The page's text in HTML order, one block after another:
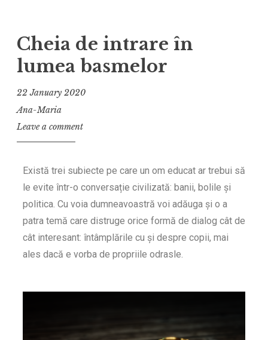
Cheia de intrare în
lumea basmelor
22 January 2020
Ana-Maria
Leave a comment
Există trei subiecte pe care un om educat ar trebui să
le evite într-o conversație civilizată: banii, bolile și
politica. Cu voia dumneavoastră voi adăuga și o a
patra temă care distruge orice formă de dialog cât de
cât interesant: întâmplările cu și despre copii, mai
ales dacă e vorba de propriile odrasle.